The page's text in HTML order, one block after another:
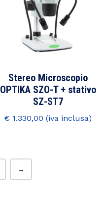
Stereo Microscopio
OPTIKA SZO-T + stativo
SZ-ST7
€ 1.330,00
→